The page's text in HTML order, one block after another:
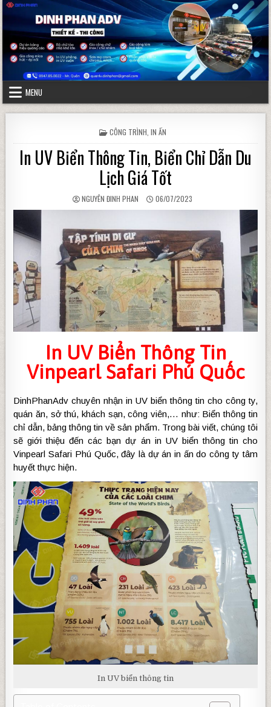
Skip to content
MENU
POSTED IN
CÔNG TRÌNH IN ẤN
In UV Biển Thông Tin, Biển Chỉ Dẫn Du
Lịch Giá Tốt
AUTHOR:
NGUYÊN ĐINH PHAN PUBLISHED DATE:
06/07/2023
In UV Biển Thông Tin
Vinpearl Safari Phú Quốc
DinhPhanAdv chuyên nhận in UV biển thông tin cho công ty,
quán ăn, sở thú, khách sạn, công viên,… như: Biển thông tin
chỉ dẫn, bảng thông tin về sản phẩm. Trong bài viết, chúng tôi
sẽ giới thiệu đến các bạn dự án in UV biển thông tin cho
Vinpearl Safari Phú Quốc, đây là dự án in ấn do công ty tâm
huyết thực hiện.
In UV biển thông tin